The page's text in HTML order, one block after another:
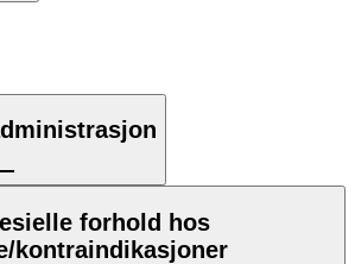
forhold hos
kontraindikasjoner